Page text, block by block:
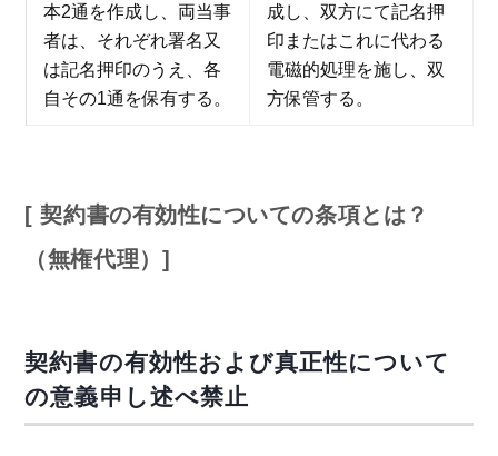
本2通を作成し、両当事
者は、それぞれ署名又
は記名押印のうえ、各
自その1通を保有する。
成し、双方にて記名押
印またはこれに代わる
電磁的処理を施し、双
方保管する。
[ 契約書の有効性についての条項とは？
（無権代理）]
契約書の有効性および真正性について
の意義申し述べ禁止